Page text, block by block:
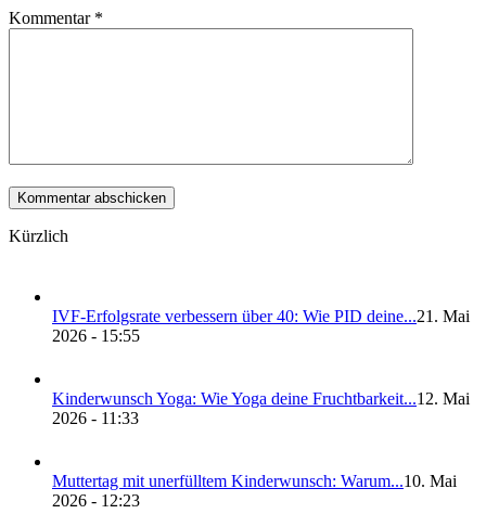
Kommentar *
Kürzlich
IVF-Erfolgs­ra­te ver­bes­sern über 40: Wie PID dei­ne...21. Mai
2026 - 15:55
Kin­der­wunsch Yoga: Wie Yoga dei­ne Frucht­bar­keit...12. Mai
2026 - 11:33
Mut­ter­tag mit uner­füll­tem Kin­der­wunsch: War­um...10. Mai
2026 - 12:23